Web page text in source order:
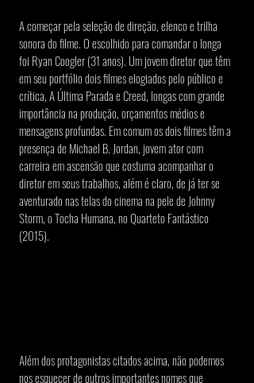
A começar pela seleção de direção, elenco e trilha
sonora do filme. O escolhido para comandar o longa
foi Ryan Coogler (31 anos). Um jovem diretor que têm
em seu portfólio dois filmes elogiados pelo público e
crítica, A Última Parada e Creed, longas com grande
importância na produção, orçamentos médios e
mensagens profundas. Em comum os dois filmes têm a
presença de Michael B. Jordan, jovem ator com
carreira em ascensão que costuma acompanhar o
diretor em seus trabalhos, além é claro, de já ter se
aventurado nas telas do cinema na pele de Johnny
Storm, o Tocha Humana, no Quarteto Fantástico
(2015).
Além dos protagonistas citados acima, não podemos
nos esquecer de outros importantes nomes que